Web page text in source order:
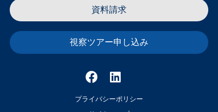
資料請求
視察ツアー申し込み
プライバシーポリシー